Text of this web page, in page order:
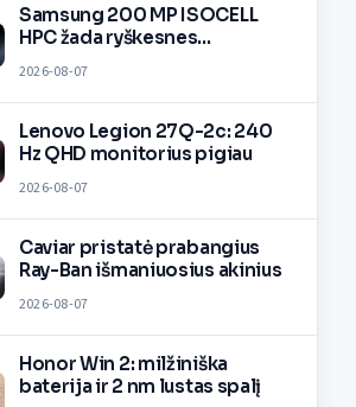
Samsung 200 MP ISOCELL
HPC žada ryškesnes
2026-08-07
Lenovo Legion 27Q-2c: 240
Hz QHD monitorius pigiau
2026-08-07
Caviar pristatė prabangius
Ray-Ban išmaniuosius akinius
2026-08-07
Honor Win 2: milžiniška
baterija ir 2 nm lustas spalį